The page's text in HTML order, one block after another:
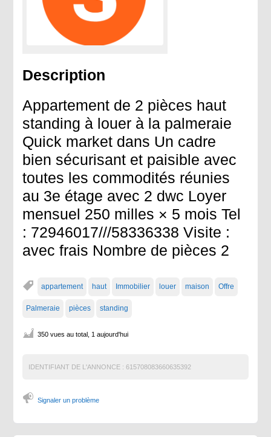
Description
Appartement de 2 pièces haut
standing à louer à la palmeraie
Quick market dans Un cadre
bien sécurisant et paisible avec
toutes les commodités réunies
au 3e étage avec 2 dwc Loyer
mensuel 250 milles × 5 mois Tel
: 72946017///58336338 Visite :
avec frais Nombre de pièces 2
appartement haut Immobilier louer maison Offre
Palmeraie pièces standing
350 vues au total, 1 aujourd'hui
IDENTIFIANT DE L'ANNONCE : 615708083660635392
Signaler un problème